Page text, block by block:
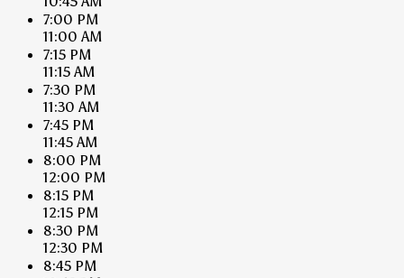
7:00 PM
11:00 AM
7:15 PM
11:15 AM
7:30 PM
11:30 AM
7:45 PM
11:45 AM
8:00 PM
12:00 PM
8:15 PM
12:15 PM
8:30 PM
12:30 PM
8:45 PM